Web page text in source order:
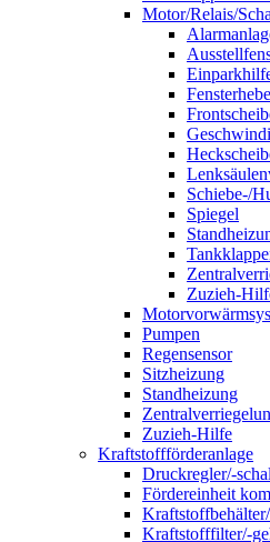
Motor/Relais/
Schiebe-/
Spiegel
Zuzieh-
Pumpen
Regensensor
Sitzheizung
Standheizung
Zuzieh-Hilfe
Kraftstoffförderanlage
Druckregler/-
Fördereinheit
Kraftstofffilter/-